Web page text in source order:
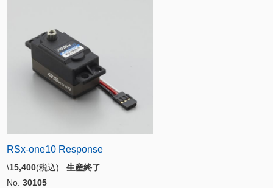
RSx-one10 Response
\15,400(税込) 生産終了
No. 30105